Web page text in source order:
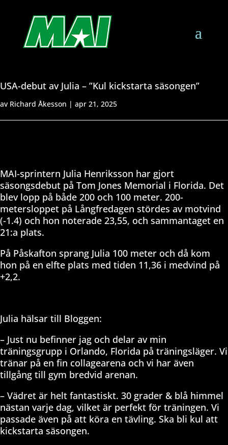
USA-debut av Julia – ”Kul kickstarta säsongen”
av Richard Åkesson | apr 21, 2025
MAI-sprintern Julia Henriksson har gjort
säsongsdebut på Tom Jones Memorial i Florida. Det
blev lopp på både 200 och 100 meter. 200-
metersloppet på Långfredagen stördes av motvind
(-1.4) och hon noterade 23,55, och sammantaget en
21:a plats.
På Påskafton sprang Julia 100 meter och då kom
hon på en elfte plats med tiden 11,36 i medvind på
+2,2.
Julia hälsar till Bloggen:
– Just nu befinner jag och delar av min
träningsgrupp i Orlando, Florida på träningsläger. Vi
tränar på en fin collagearena och vi har även
tillgång till gym bredvid arenan.
– Vädret är helt fantastiskt. 30 grader & blå himmel
nästan varje dag, vilket är perfekt för träningen. Vi
passade även på att köra en tävling. Ska bli kul att
kickstarta säsongen.